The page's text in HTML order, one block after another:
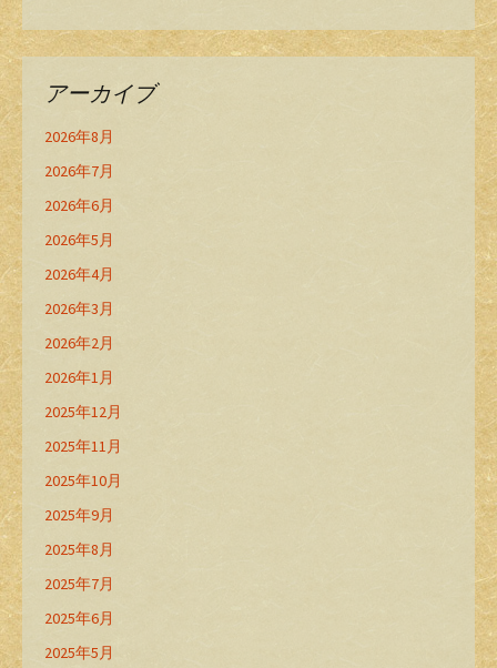
アーカイブ
2026年8月
2026年7月
2026年6月
2026年5月
2026年4月
2026年3月
2026年2月
2026年1月
2025年12月
2025年11月
2025年10月
2025年9月
2025年8月
2025年7月
2025年6月
2025年5月